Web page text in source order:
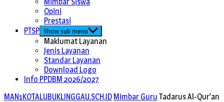
Opini
Prestasi
PTSP Show sub menu
Maklumat Layanan
Jenis Layanan
Standar Layanan
Download Logo
Info PPDBM 2026/2027
MAN1KOTALUBUKLINGGAU.SCH.ID Mimbar Guru Tadarus Al-Qur’an